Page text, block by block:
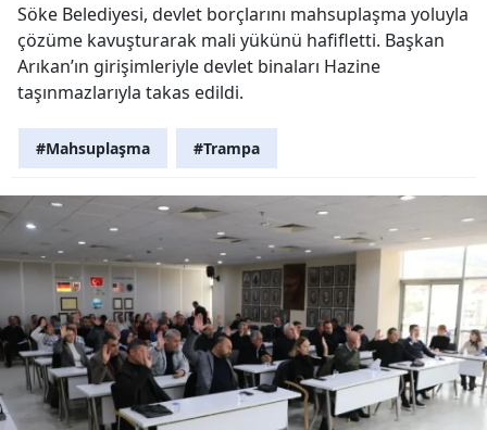
Söke Belediyesi, devlet borçlarını mahsuplaşma yoluyla
çözüme kavuşturarak mali yükünü hafifletti. Başkan
Arıkan’ın girişimleriyle devlet binaları Hazine
taşınmazlarıyla takas edildi.
#Mahsuplaşma #Trampa